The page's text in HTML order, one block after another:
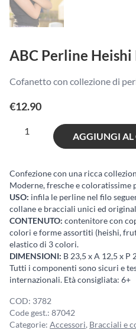
ABC Perline Heishi
Cofanetto con collezione di
€12.90
ABC
Pop
500
quantità
AGGIUNGI AL
Confezione con una ricca
Moderne, fresche e coloratissime
USO: infila le perline nel filo
collane e bracciali unici ed
CONTENUTO: contenitore con
colori e forme assortiti (heishi,
elastico di 3 colori.
DIMENSIONI: B 23,5 x A 12,5 x P
Tutti i componenti sono sicuri e
internazionali. Età consigliata: 6+
COD: 3782
Code gest.: 87042
Categorie: Accessori, Bracciali e